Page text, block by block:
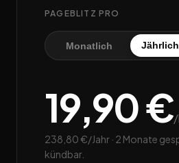
PAGEBLITZ PRO
Monatlich Jährlich
19,90 €
238,80 €/Jahr · 2 Monate
kündbar.